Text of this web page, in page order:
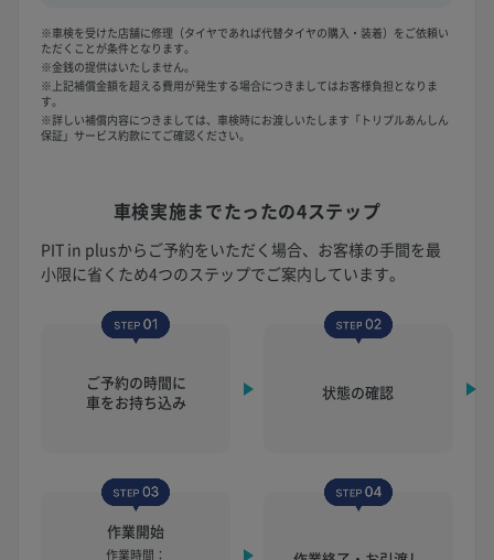
※車検を受けた店舗に修理（タイヤであれば代替タイヤの購入・装着）をご依頼い
ただくことが条件となります。
※金銭の提供はいたしません。
※上記補償金額を超える費用が発生する場合につきましてはお客様負担となりま
す。
※詳しい補償内容につきましては、車検時にお渡しいたします「トリプルあんしん
保証」サービス約款にてご確認ください。
車検実施までたったの4ステップ
PIT in plusからご予約をいただく場合、お客様の手間を最
小限に省くため4つのステップでご案内しています。
ご予約の時間に
車をお持ち込み
状態の確認
作業開始
作業時間：